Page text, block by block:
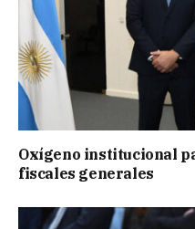
Oxígeno institucional
fiscales generales